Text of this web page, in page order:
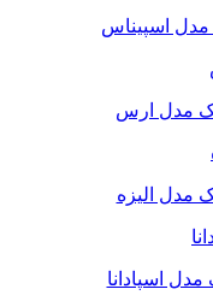
مدل اسپیناس
مدل ارس
مدل الیزه
مدل اسپادانا